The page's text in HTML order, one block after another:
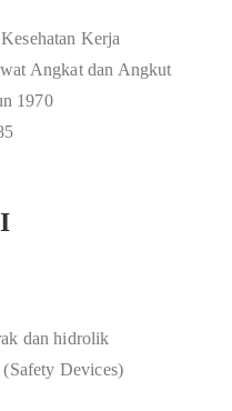
Kerja
Angkat dan Angkut
1970
dan hidrolik
(Safety Devices)